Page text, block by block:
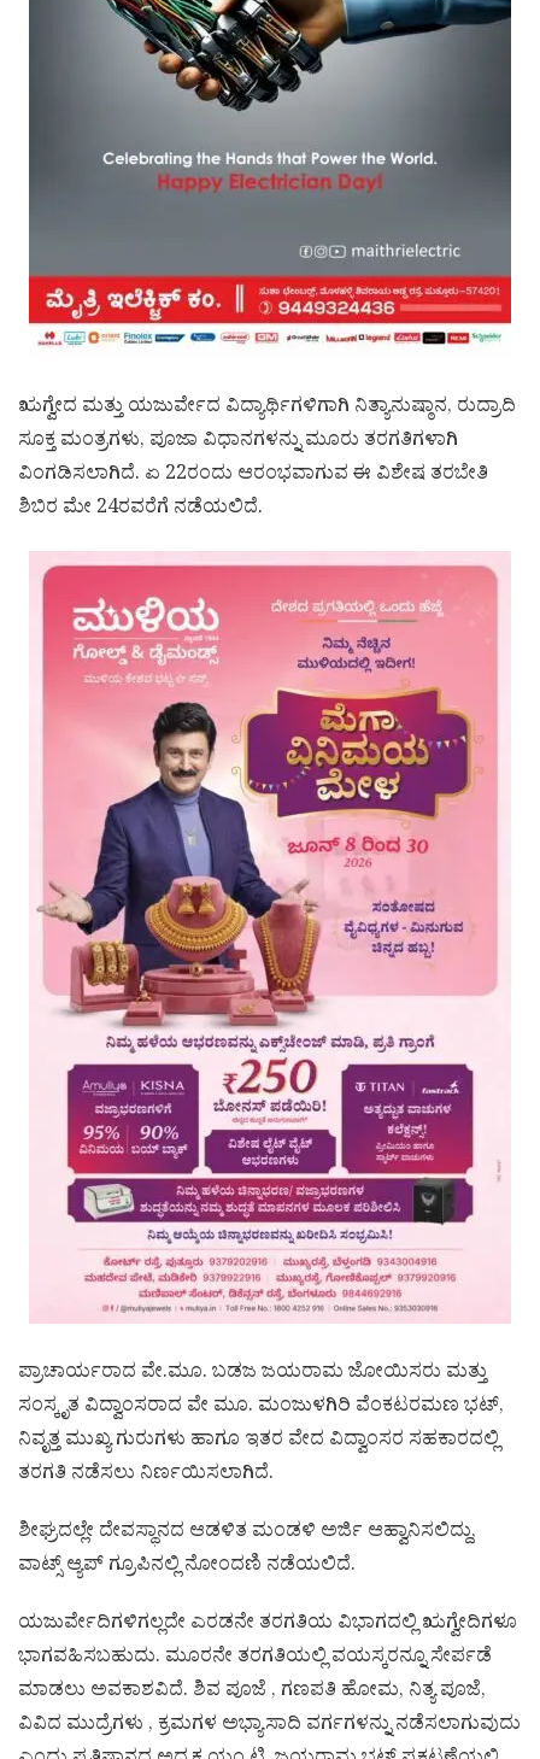
ಋಗ್ವೇದ ಮತ್ತು ಯಜುರ್ವೇದ ವಿದ್ಯಾರ್ಥಿಗಳಿಗಾಗಿ ನಿತ್ಯಾನುಷ್ಠಾನ, ರುದ್ರಾದಿ
ಸೂಕ್ತ ಮಂತ್ರಗಳು, ಪೂಜಾ ವಿಧಾನಗಳನ್ನು ಮೂರು ತರಗತಿಗಳಾಗಿ
ವಿಂಗಡಿಸಲಾಗಿದೆ. ಏ 22ರಂದು ಆರಂಭವಾಗುವ ಈ ವಿಶೇಷ ತರಬೇತಿ
ಶಿಬಿರ ಮೇ 24ರವರೆಗೆ ನಡೆಯಲಿದೆ.
ಪ್ರಾಚಾರ್ಯರಾದ ವೇ.ಮೂ. ಬಡಜ ಜಯರಾಮ ಜೋಯಿಸರು ಮತ್ತು
ಸಂಸ್ಕೃತ ವಿದ್ವಾಂಸರಾದ ವೇ ಮೂ. ಮಂಜುಳಗಿರಿ ವೆಂಕಟರಮಣ ಭಟ್,
ನಿವೃತ್ತ ಮುಖ್ಯ ಗುರುಗಳು ಹಾಗೂ ಇತರ ವೇದ ವಿದ್ವಾಂಸರ ಸಹಕಾರದಲ್ಲಿ
ತರಗತಿ ನಡೆಸಲು ನಿರ್ಣಯಿಸಲಾಗಿದೆ.
ಶೀಘ್ರದಲ್ಲೇ ದೇವಸ್ಥಾನದ ಆಡಳಿತ ಮಂಡಳಿ ಅರ್ಜಿ ಆಹ್ವಾನಿಸಲಿದ್ದು,
ವಾಟ್ಸ್ ಆ್ಯಪ್ ಗ್ರೂಪಿನಲ್ಲಿ ನೋಂದಣಿ ನಡೆಯಲಿದೆ.
ಯಜುರ್ವೇದಿಗಳಿಗಲ್ಲದೇ ಎರಡನೇ ತರಗತಿಯ ವಿಭಾಗದಲ್ಲಿ ಋಗ್ವೇದಿಗಳೂ
ಭಾಗವಹಿಸಬಹುದು. ಮೂರನೇ ತರಗತಿಯಲ್ಲಿ ವಯಸ್ಕರನ್ನೂ ಸೇರ್ಪಡೆ
ಮಾಡಲು ಅವಕಾಶವಿದೆ. ಶಿವ ಪೂಜೆ , ಗಣಪತಿ ಹೋಮ, ನಿತ್ಯ ಪೂಜೆ,
ವಿವಿದ ಮುದ್ರೆಗಳು , ಕ್ರಮಗಳ ಅಭ್ಯಾಸಾದಿ ವರ್ಗಗಳನ್ನು ನಡೆಸಲಾಗುವುದು